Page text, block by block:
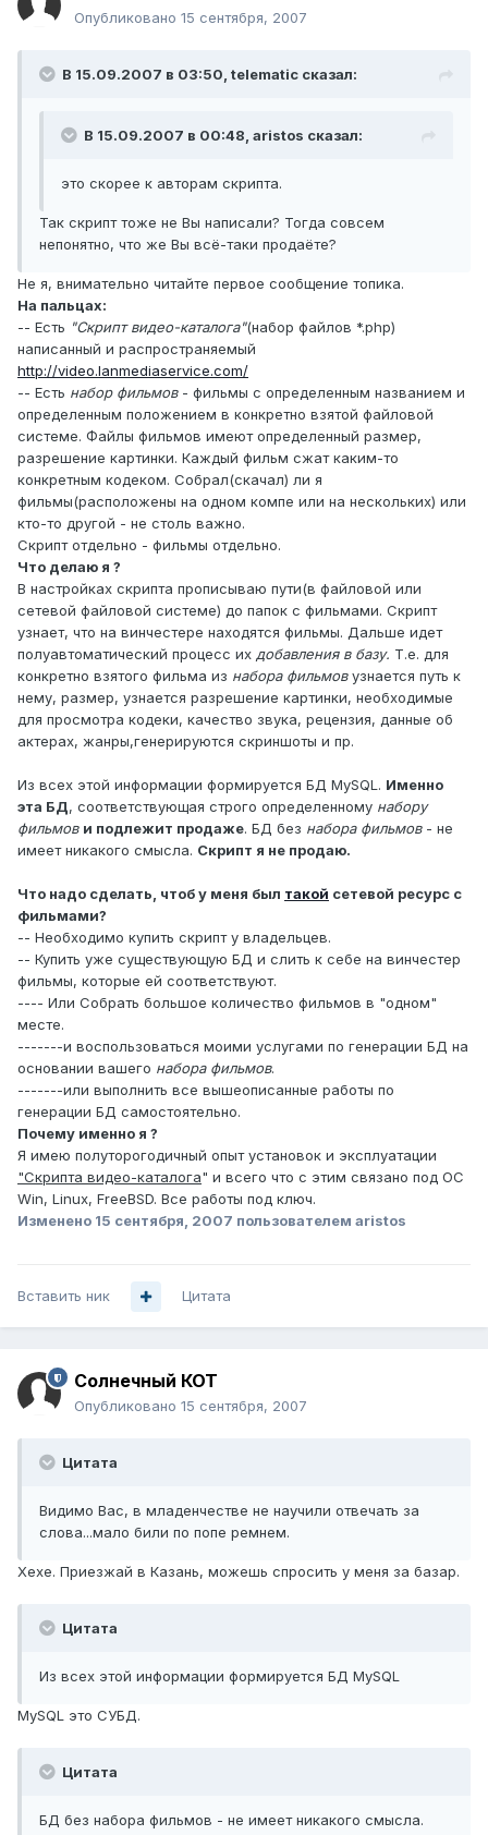
Опубликовано 15 сентября, 2007
В 15.09.2007 в 03:50, telematic сказал:
В 15.09.2007 в 00:48, aristos сказал:
это скорее к авторам скрипта.
Так скрипт тоже не Вы написали? Тогда совсем
непонятно, что же Вы всё-таки продаёте?
Не я, внимательно читайте первое сообщение топика.
На пальцах:
-- Есть "Скрипт видео-каталога"(набор файлов *.php)
написанный и распространяемый
http://video.lanmediaservice.com/
-- Есть набор фильмов- фильмы с определенным названием и
определенным положением в конкретно взятой файловой
системе. Файлы фильмов имеют определенный размер,
разрешение картинки. Каждый фильм сжат каким-то
конкретным кодеком. Собрал(скачал) ли я
фильмы(расположены на одном компе или на нескольких) или
кто-то другой - не столь важно.
Скрипт отдельно - фильмы отдельно.
Что делаю я ?
В настройках скрипта прописываю пути(в файловой или
сетевой файловой системе) до папок с фильмами. Скрипт
узнает, что на винчестере находятся фильмы. Дальше идет
полуавтоматический процесс их добавления в базу. Т.е. для
конкретно взятого фильма из набора фильмовузнается путь к
нему, размер, узнается разрешение картинки, необходимые
для просмотра кодеки, качество звука, рецензия, данные об
актерах, жанры,генерируются скриншоты и пр.
Из всех этой информации формируется БД MySQL. Именно
эта БД, соответствующая строго определенному набору
фильмов и подлежит продаже. БД без набора фильмов- не
имеет никакого смысла. Скрипт я не продаю.
Что надо сделать, чтоб у меня был такой сетевой ресурс с
фильмами?
-- Необходимо купить скрипт у владельцев.
-- Купить уже существующую БД и слить к себе на винчестер
фильмы, которые ей соответствуют.
---- Или Собрать большое количество фильмов в "одном"
месте.
-------и воспользоваться моими услугами по генерации БД на
основании вашего набора фильмов.
-------или выполнить все вышеописанные работы по
генерации БД самостоятельно.
Почему именно я ?
Я имею полуторогодичный опыт установок и эксплуатации
"Скрипта видео-каталога" и всего что с этим связано под OC
Win, Linux, FreeBSD. Все работы под ключ.
Изменено 15 сентября, 2007 пользователем aristos
Вставить ник Цитата
Солнечный КОТ
Опубликовано 15 сентября, 2007
Цитата
Видимо Вас, в младенчестве не научили отвечать за
слова...мало били по попе ремнем.
Хехе. Приезжай в Казань, можешь спросить у меня за базар.
Цитата
Из всех этой информации формируется БД MySQL
MySQL это СУБД.
Цитата
БД без набора фильмов - не имеет никакого смысла.